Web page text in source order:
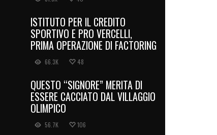
ISTITUTO PER IL CREDITO
SPORTIVO E PRO VERCELLI,
PRIMA OPERAZIONE DI FACTORING
66.3K 48
QUESTO “SIGNORE” MERITA DI
ESSERE CACCIATO DAL VILLAGGIO
OLIMPICO
56.7K 106